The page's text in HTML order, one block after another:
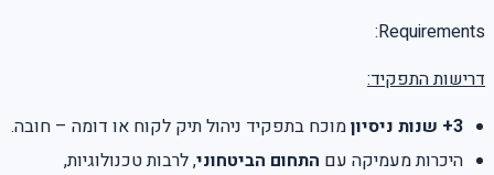
Requirements:
דרישות התפקיד:
3+ שנות ניסיון
מוכח בתפקיד ניהול תיק לקוח או דומה – חובה.
היכרות מעמיקה עם התחום הביטחוני, לרבות טכנולוגיות,